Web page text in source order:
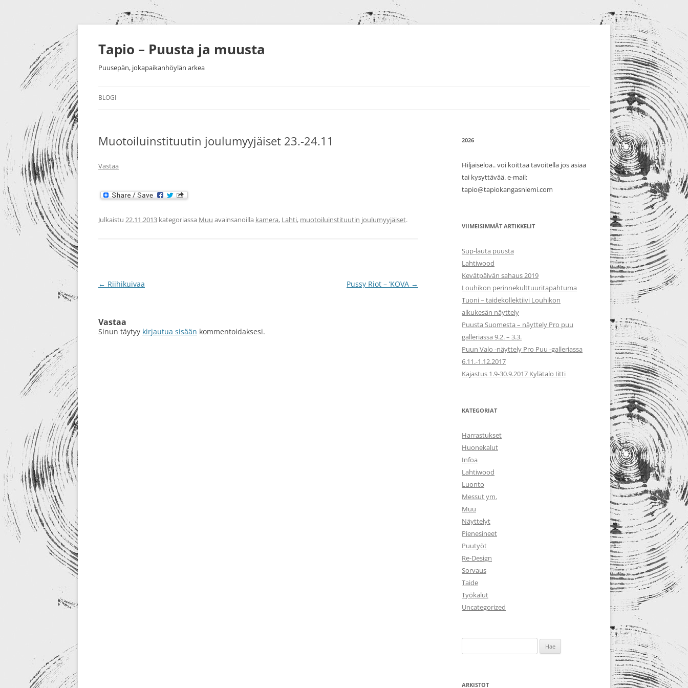
Siirry
Tapio – Puusta ja muusta
Puusepän, jokapaikanhöylän arkea
BLOGI
PUUTYÖT SORVAUS
MESSUT YM.
Muotoiluinstituutin joulumyyjäiset 23.-24.11
Vastaa
Julkaistu 22.11.2013 kategoriassa Muu avainsanoilla kamera, Lahti, muotoiluinstituutin joulumyyjäiset.
Artikkelien
← Riihikuivaa Pussy Riot – ’KOVA →
Vastaa
Sinun täytyy kirjautua sisään kommentoidaksesi.
2026
Hiljaiseloa.. voi koittaa tavoitella jos asiaa
tai kysyttävää. e-mail:
tapio@tapiokangasniemi.com
VIIMEISIMMÄT ARTIKKELIT
Sup-lauta puusta
Lahtiwood
Kevätpäivän sahaus 2019
Louhikon perinnekulttuuritapahtuma
Tuoni – taidekollektiivi Louhikon
alkukesän näyttely
Puusta Suomesta – näyttely Pro puu
galleriassa 9.2. – 3.3.
Puun Valo -näyttely Pro Puu -galleriassa
6.11.-1.12.2017
Kajastus 1.9-30.9.2017 Kylätalo Iitti
KATEGORIAT
Harrastukset
Huonekalut
Infoa
Lahtiwood
Luonto
Messut ym.
Muu
Näyttelyt
Pienesineet
Puutyöt
Re-Design
Sorvaus
Taide
Työkalut
Uncategorized
ARKISTOT